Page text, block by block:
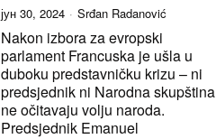
јун 30, 2024 Srđan Radanović
Nakon izbora za evropski
parlament Francuska je ušla u
duboku predstavničku krizu – ni
predsjednik ni Narodna skupština
ne očitavaju volju naroda.
Predsjednik Emanuel